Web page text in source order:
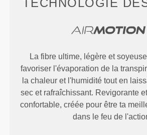
La fibre ultime, légère et
favoriser l'évaporation de la
la chaleur et l'humidité tout en
sec et rafraîchissant. Revigorante
confortable, créée pour être ta
dans le feu de